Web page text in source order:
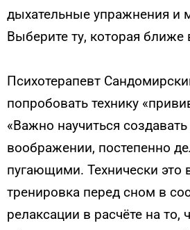
дыхательные упражнения и
Выберите ту, которая ближе
Психотерапевт
попробовать технику
«Важно научиться
воображении, постепенно
пугающими. Технически это
тренировка перед сном в
релаксации в расчёте на то,